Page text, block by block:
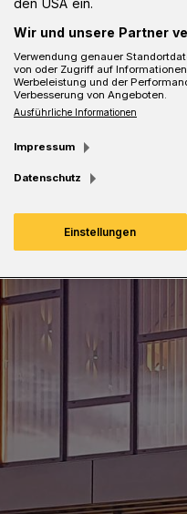
Eine Minute Lesezeit
den USA ein.
Wir und unsere Partner
Verwendung genauer
von oder Zugriff auf
Werbeleistung und der
Verbesserung von Angeboten.
Ausführliche Informationen
Impressum
Datenschutz
Einstellungen